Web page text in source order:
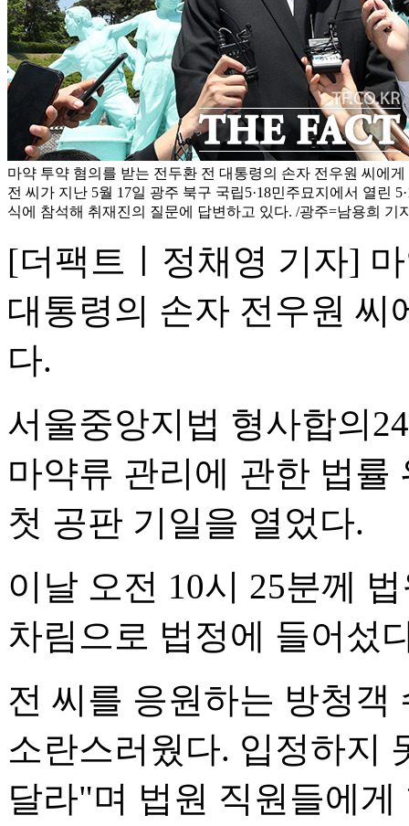
마약 투약 혐의를 받는 전두환 전 대통령의 손자 전우원 씨에
전 씨가 지난 5월 17일 광주 북구 국립5·18민주묘지에서 열린
식에 참석해 취재진의 질문에 답변하고 있다. /광주=남용희 기
[더팩트ㅣ정채영 기자]
대통령의 손자 전우원 씨
다.
서울중앙지법 형사합의
마약류 관리에 관한 법률
첫 공판 기일을 열었다.
이날 오전 10시 25분께
차림으로 법정에 들어섰
전 씨를 응원하는 방청객
소란스러웠다. 입정하지
달라"며 법원 직원들에